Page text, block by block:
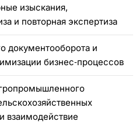
изыскания,
и повторная экспертиза
документооборота и
бизнес‑процессов
взаимодействие